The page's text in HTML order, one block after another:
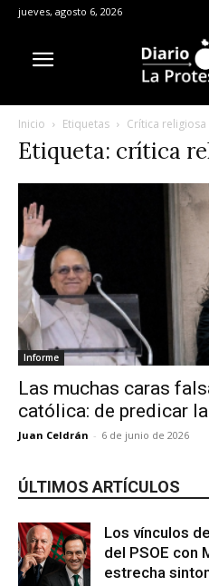
jueves, agosto 6, 2026
Inicio Etiquetas Crítica religiosa
Etiqueta: crítica
Informe
Las muchas caras
católica: de predicar
Juan Celdrán - 6 de junio de 2026
ÚLTIMOS ARTÍCULOS
Los vínculos
del PSOE con
estrecha